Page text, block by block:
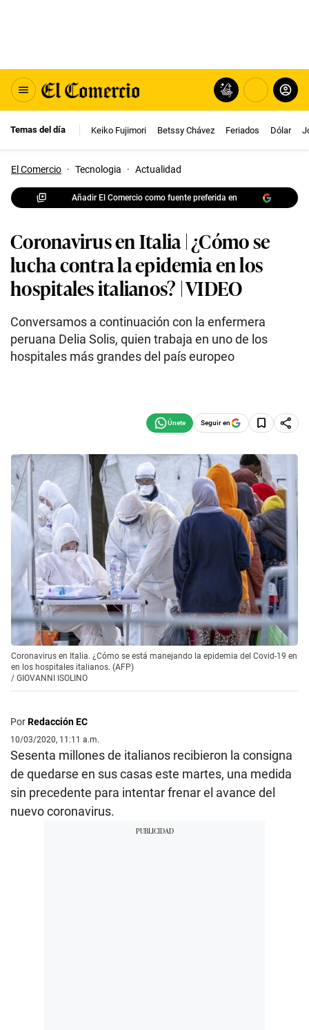
Temas del día Keiko Fujimori Betssy Chávez Feriados Dólar
El Comercio · Tecnologia · Actualidad
Añadir El Comercio como fuente preferida en
Coronavirus en Italia | ¿Cómo se
lucha contra la epidemia en los
hospitales italianos? | VIDEO
Conversamos a continuación con la enfermera
peruana Delia Solis, quien trabaja en uno de los
hospitales más grandes del país europeo
Seguir en
Coronavirus en Italia. ¿Cómo se está manejando la epidemia del Covid-19 en
en los hospitales italianos. (AFP)
/ GIOVANNI ISOLINO
PorRedacción EC
10/03/2020, 11:11 a.m.
Sesenta millones de italianos recibieron la consigna
de quedarse en sus casas este martes, una medida
sin precedente para intentar frenar el avance del
nuevo coronavirus.